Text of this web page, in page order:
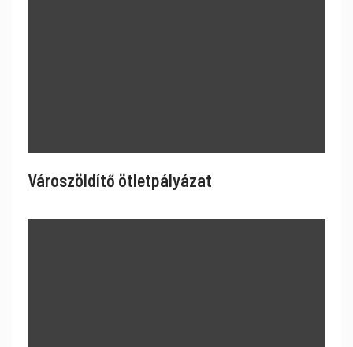
Városzöldítő ötletpályázat